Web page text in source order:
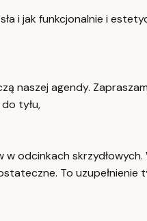
i jak funkcjonalnie i
agendy.
tyłu,
odcinkach skrzydłowych.
To